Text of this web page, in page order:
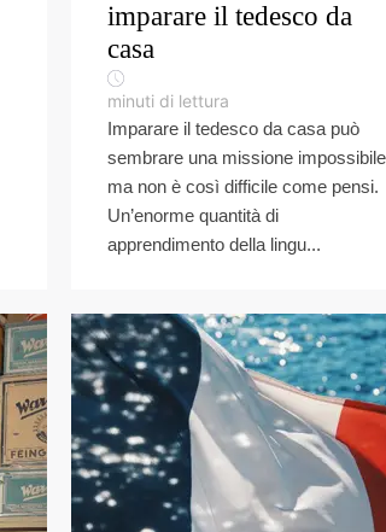
imparare il tedesco da
casa
minuti di lettura
Imparare il tedesco da casa può
sembrare una missione
ma non è così difficile come pensi.
Un’enorme quantità di
apprendimento della lingu...